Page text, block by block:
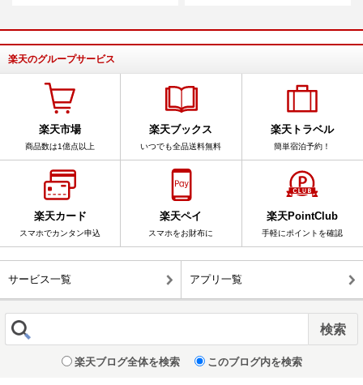
楽天のグループサービス
楽天市場
商品数は1億点以上
楽天ブックス
いつでも全品送料無料
楽天トラベル
簡単宿泊予約！
楽天カード
スマホでカンタン申込
楽天ペイ
スマホをお財布に
楽天PointClub
手軽にポイントを確認
サービス一覧 アプリ一覧
楽天ブログ全体を検索 このブログ内を検索